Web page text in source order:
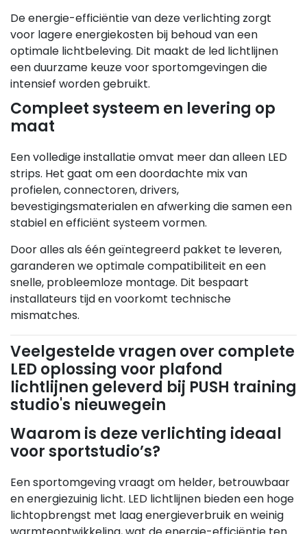
De energie-efficiëntie van deze verlichting zorgt
voor lagere energiekosten bij behoud van een
optimale lichtbeleving. Dit maakt de led lichtlijnen
een duurzame keuze voor sportomgevingen die
intensief worden gebruikt.
Compleet systeem en levering op
maat
Een volledige installatie omvat meer dan alleen LED
strips. Het gaat om een doordachte mix van
profielen, connectoren, drivers,
bevestigingsmaterialen en afwerking die samen een
stabiel en efficiënt systeem vormen.
Door alles als één geïntegreerd pakket te leveren,
garanderen we optimale compatibiliteit en een
snelle, probleemloze montage. Dit bespaart
installateurs tijd en voorkomt technische
mismatches.
Veelgestelde vragen over complete
LED oplossing voor plafond
lichtlijnen geleverd bij PUSH training
studio's nieuwegein
Waarom is deze verlichting ideaal
voor sportstudio’s?
Een sportomgeving vraagt om helder, betrouwbaar
en energiezuinig licht. LED lichtlijnen bieden een hoge
lichtopbrengst met laag energieverbruik en weinig